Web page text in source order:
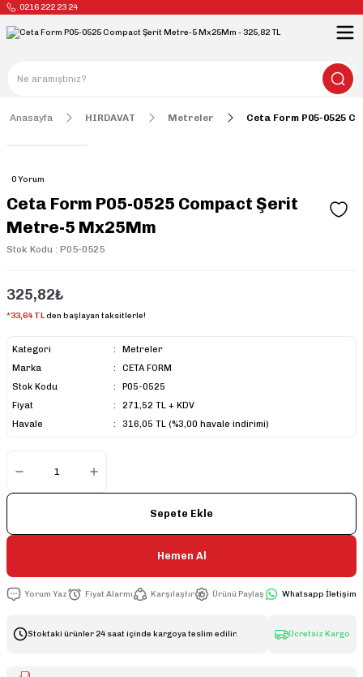
0216 222 23 24
Anasayfa HIRDAVAT Metreler Ceta Form P05-0525
0 Yorum
Ceta Form P05-0525 Compact Şerit
Metre-5 Mx25Mm
Stok Kodu : P05-0525
325,82₺
*33,64 TLden başlayan taksitlerle!
Kategori
Metreler
Marka
CETA FORM
Stok Kodu
P05-0525
Fiyat
271,52 TL + KDV
Havale
316,05 TL (%3,00 havale indirimi)
Sepete Ekle
Hemen Al
Yorum Yaz Fiyat Alarmı Karşılaştır Ürünü Paylaş Whatsapp İletişim
Stoktaki ürünler 24 saat içinde kargoya teslim edilir. Ücretsiz Kargo